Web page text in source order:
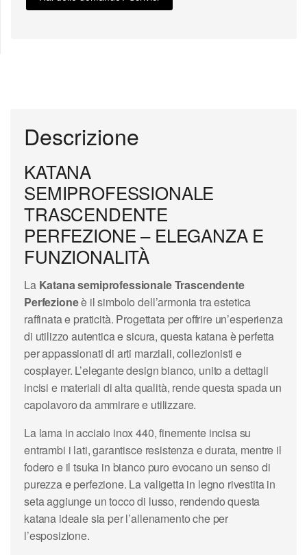
Descrizione
KATANA
SEMIPROFESSIONALE
TRASCENDENTE
PERFEZIONE – ELEGANZA E
FUNZIONALITÀ
La Katana semiprofessionale Trascendente
Perfezioneè il simbolo dell’armonia tra estetica
raffinata e praticità. Progettata per offrire un’esperienza
di utilizzo autentica e sicura, questa katana è perfetta
per appassionati di arti marziali, collezionisti e
cosplayer. L’elegante design bianco, unito a dettagli
incisi e materiali di alta qualità, rende questa spada un
capolavoro da ammirare e utilizzare.
La lama in acciaio inox 440, finemente incisa su
entrambi i lati, garantisce resistenza e durata, mentre il
fodero e il tsuka in bianco puro evocano un senso di
purezza e perfezione. La valigetta in legno rivestita in
seta aggiunge un tocco di lusso, rendendo questa
katana ideale sia per l’allenamento che per
l’esposizione.